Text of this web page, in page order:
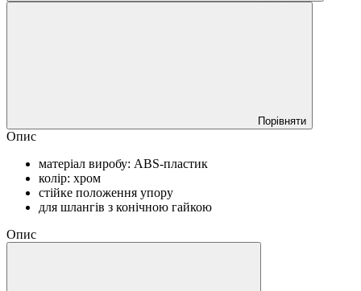
Порівняти
Опис
матеріал виробу: ABS-пластик
колір: хром
стійке положення упору
для шлангів з конічною гайкою
Опис